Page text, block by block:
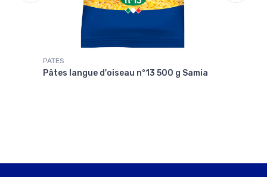
PATES
Pâtes langue d'oiseau n°13 500 g Samia